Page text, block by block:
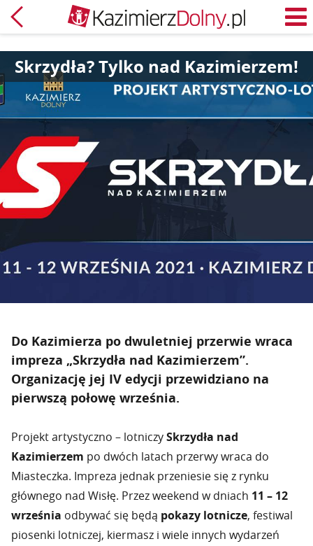
Powrót
Skrzydła? Tylko nad Kazimierzem!
Do Kazimierza po dwuletniej przerwie wraca
impreza „Skrzydła nad Kazimierzem”.
Organizację jej IV edycji przewidziano na
pierwszą połowę września.
Projekt artystyczno – lotniczySkrzydła nad
Kazimierzem po dwóch latach przerwy wraca do
Miasteczka. Impreza jednak przeniesie się z rynku
głównego nad Wisłę. Przez weekend w dniach 11 – 12
września odbywać się będą pokazy lotnicze, festiwal
piosenki lotniczej, kiermasz i wiele innych wydarzeń